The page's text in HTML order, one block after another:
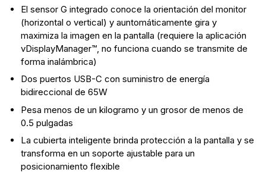
El sensor G integrado conoce la orientación del monitor
(horizontal o vertical) y auntomáticamente gira y
maximiza la imagen en la pantalla (requiere la aplicación
vDisplayManager™, no funciona cuando se transmite de
forma inalámbrica)
Dos puertos USB-C con suministro de energía
bidireccional de 65W
Pesa menos de un kilogramo y un grosor de menos de
0.5 pulgadas
La cubierta inteligente brinda protección a la pantalla y se
transforma en un soporte ajustable para un
posicionamiento flexible